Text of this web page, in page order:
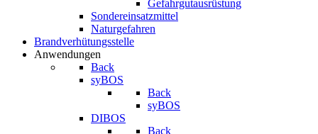
Gefahrgutausrüstung
Sondereinsatzmittel
Naturgefahren
Brandverhütungsstelle
Anwendungen
Back
syBOS
Back
syBOS
DIBOS
Back